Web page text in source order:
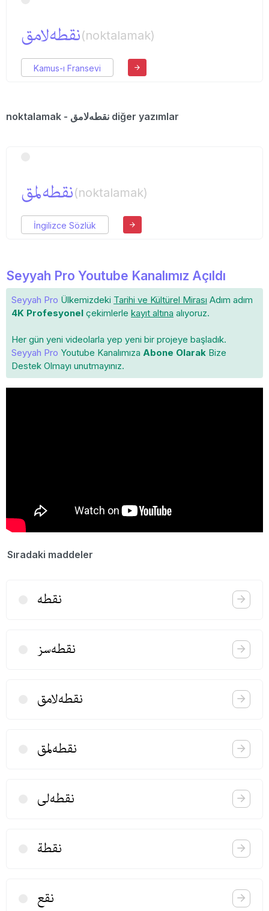
نقطه‌لامق(noktalamak)
Kamus-ı Fransevi
noktalamak - نقطه‌لامق diğer yazımlar
نقطه‌لمق(noktalamak)
İngilizce Sözlük
Seyyah Pro Youtube Kanalımız Açıldı
Seyyah Pro Ülkemizdeki Tarihi ve Kültürel Mirası Adım adım
4K Profesyonel çekimlerle kayıt altına alıyoruz.
Her gün yeni videolarla yep yeni bir projeye başladık.
Seyyah Pro Youtube Kanalımıza Abone Olarak Bize
Destek Olmayı unutmayınız.
Sıradaki maddeler
نقطه
نقطه‌سز
نقطه‌لامق
نقطه‌لمق
نقطه‌لی
نقطة
نقع